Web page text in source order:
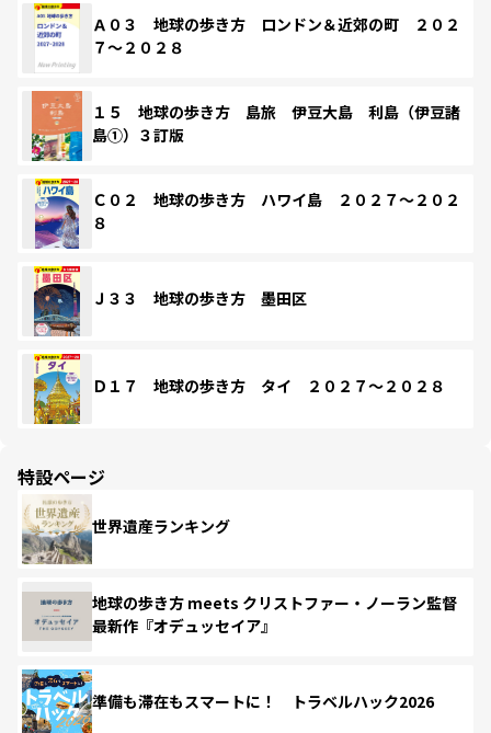
Ａ０３ 地球の歩き方 ロンドン＆近郊の町 ２０２
７～２０２８
１５ 地球の歩き方 島旅 伊豆大島 利島（伊豆諸
島①）３訂版
Ｃ０２ 地球の歩き方 ハワイ島 ２０２７～２０２
８
Ｊ３３ 地球の歩き方 墨田区
Ｄ１７ 地球の歩き方 タイ ２０２７～２０２８
特設ページ
世界遺産ランキング
地球の歩き方 meets クリストファー・ノーラン監督
最新作『オデュッセイア』
準備も滞在もスマートに！ トラベルハック2026